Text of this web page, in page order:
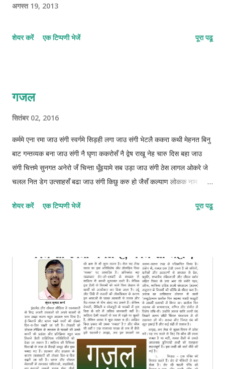
अगस्त 19, 2013
शेयर करें एक टिप्पणी भेजें पूरा पढू
गजल
सितंबर 02, 2016
कर्ममे एना रमा जाउ संगी स्वर्गमे सिड़ही लगा जाउ संगी भेटलै ककरा कथी मेहनत बिनु
बाट गन्तव्यक बना जाउ संगी नै घृणा ककरोसँ नै द्वेष राखू नेह चारु दिस बहा जाउ
संगी चित्तमे सुनगत अनेरो जँ चिन्ता धूँइयामे सब उड़ा जाउ संगी ठेस लागल ओकरे जे
चलल नित डेग उत्साहसँ बढा जाउ संगी किछु करु हो जैसँ कल्याण लोकक नाम
फाइलुन–मुस्तफइलुन–फाइलातुन © कुन्दन कुमार कर्ण
शेयर करें एक टिप्पणी भेजें पूरा पढू